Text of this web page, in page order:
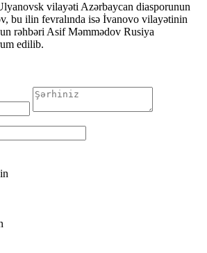
vilayəti Azərbaycan diasporunun
bu ilin fevralında isə İvanovo vilayətinin
rəhbəri Asif Məmmədov Rusiya
edilib.